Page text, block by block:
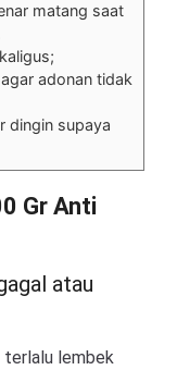
matang saat
adonan tidak
dingin supaya
Gr Anti
atau
terlalu lembek